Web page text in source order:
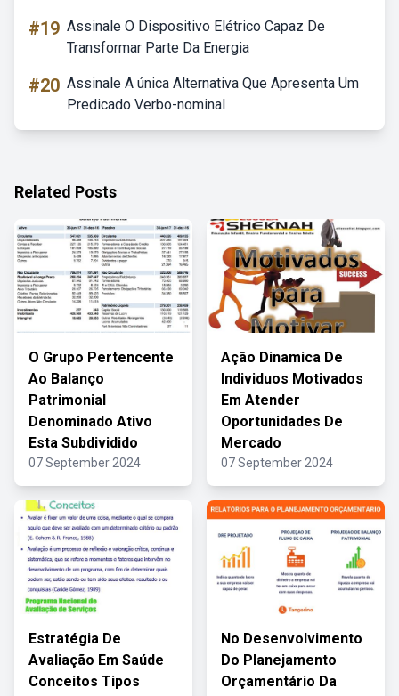
#19 Assinale O Dispositivo Elétrico Capaz De
Transformar Parte Da Energia
#20 Assinale A única Alternativa Que Apresenta Um
Predicado Verbo-nominal
Related Posts
O Grupo Pertencente
Ao Balanço
Patrimonial
Denominado Ativo
Esta Subdividido
07 September 2024
Ação Dinamica De
Individuos Motivados
Em Atender
Oportunidades De
Mercado
07 September 2024
Estratégia De
Avaliação Em Saúde
Conceitos Tipos
No Desenvolvimento
Do Planejamento
Orçamentário Da